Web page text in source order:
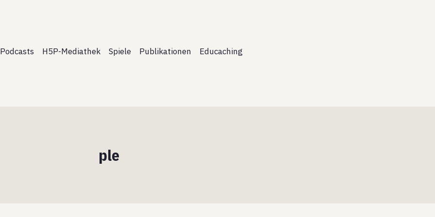
Podcasts H5P-Mediathek Spiele Publikationen Educaching
ple